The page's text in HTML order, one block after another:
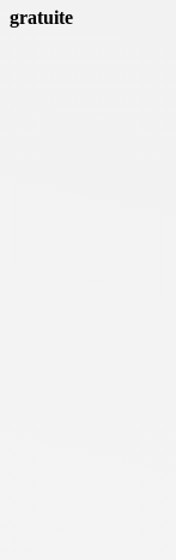
gratuite